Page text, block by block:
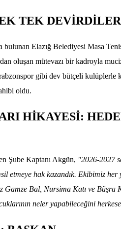
TEK DEVİRDİLER
Elazığ Belediyesi Masa
oluşan mütevazı bir kadroyla
gibi dev bütçeli kulüplerle
oldu.
HİKAYESİ:
Şube Kaptanı Akgün, "2026-2027
etmeye hak kazandık. Ekibimiz her
Gamze Bal, Nursima Katı ve Büşra
neler yapabileceğini